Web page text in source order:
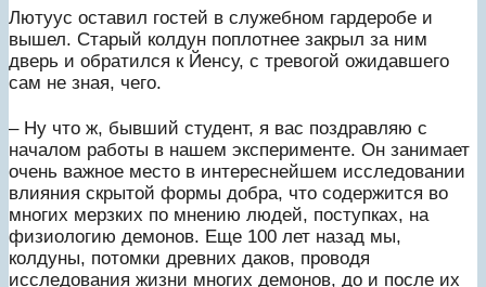
Лютуус оставил гостей в служебном гардеробе и
вышел. Старый колдун поплотнее закрыл за ним
дверь и обратился к Йенсу, с тревогой ожидавшего
сам не зная, чего.
– Ну что ж, бывший студент, я вас поздравляю с
началом работы в нашем эксперименте. Он занимает
очень важное место в интереснейшем исследовании
влияния скрытой формы добра, что содержится во
многих мерзких по мнению людей, поступках, на
физиологию демонов. Еще 100 лет назад мы,
колдуны, потомки древних даков, проводя
исследования жизни многих демонов, до и после их